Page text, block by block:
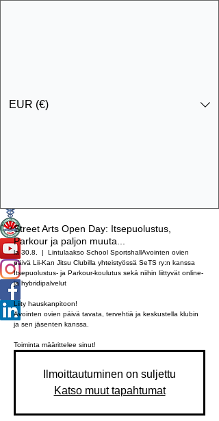
EUR (€)
Street Arts Open Day: Itsepuolustus,
Parkour ja paljon muuta...
la 30.8.
  |
Lintulaakso School SportshallAvointen ovien
päivä Lii-Kan Jitsu Clubilla yhteistyössä SeTS ry:n kanssa
Itsepuolustus- ja Parkour-koulutus sekä niihin liittyvät online-
ja hybridipalvelut
Liity hauskanpitoon!
Avointen ovien päivä tavata, tervehtiä ja keskustella klubin
ja sen jäsenten kanssa.
Toiminta määrittelee sinut!
Ilmoittautuminen on suljettu
Katso muut tapahtumat